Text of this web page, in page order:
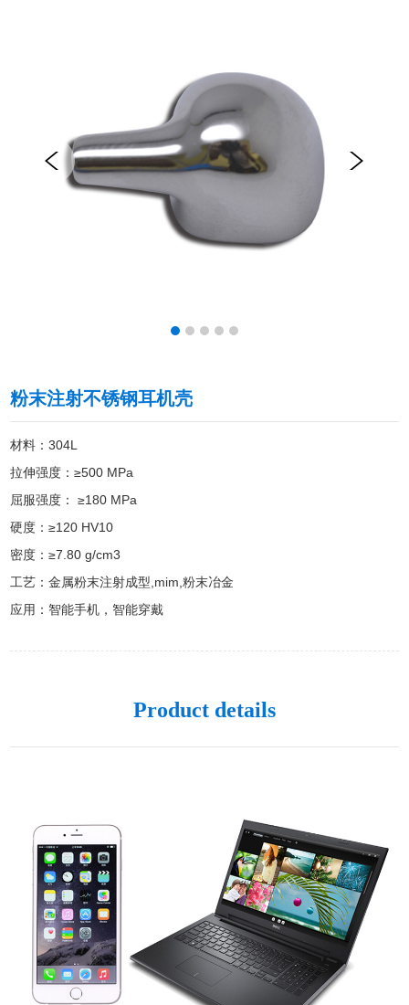
粉末注射不锈钢耳机壳
材料：304L
拉伸强度：≥500 MPa
屈服强度： ≥180 MPa
硬度：≥120 HV10
密度：≥7.80 g/cm3
工艺：金属粉末注射成型,mim,粉末冶金
应用：智能手机，智能穿戴
Product details